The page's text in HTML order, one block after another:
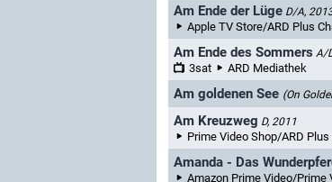
Am Ende der Lüge D/A,
Apple TV Store/ARD Plus
Am Ende des Sommers A/
3sat ARD Mediathek
Am goldenen See (On
Am Kreuzweg D, 2011
Prime Video Shop/ARD
Amanda - Das
Amazon Prime Video/